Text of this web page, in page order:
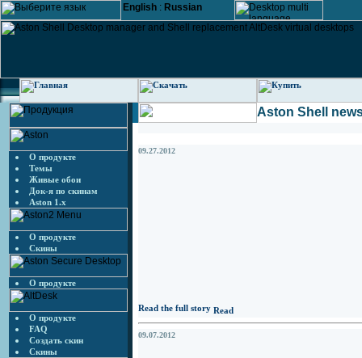
English : Russian
О продукте
Темы
Живые обои
Док-я по скинам
Aston 1.x
О продукте
Скины
О продукте
О продукте
FAQ
Создать скин
Скины
Aston Shell
09.27.2012
Read the full story
09.07.2012